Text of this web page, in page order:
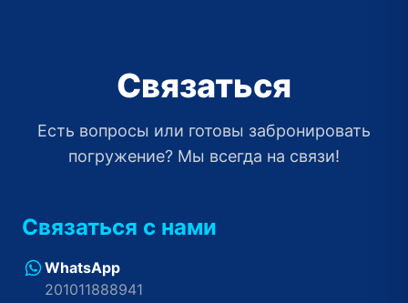
Связаться
Есть вопросы или готовы забронировать
погружение? Мы всегда на связи!
Связаться с нами
WhatsApp
201011888941